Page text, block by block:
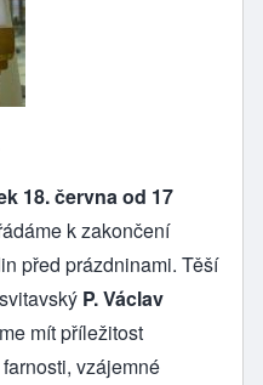
18. června od 17
k zakončení
před prázdninami. Těší
P. Václav
mít příležitost
vzájemné